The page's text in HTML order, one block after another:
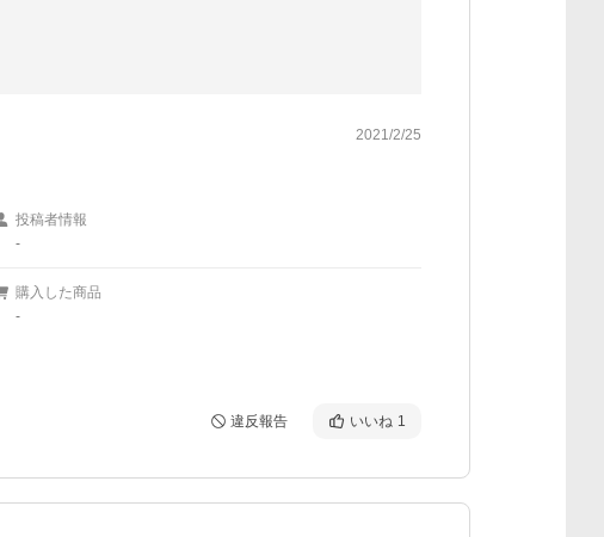
2021/2/25
投稿者情報
-
購入した商品
-
違反報告 いいね 1